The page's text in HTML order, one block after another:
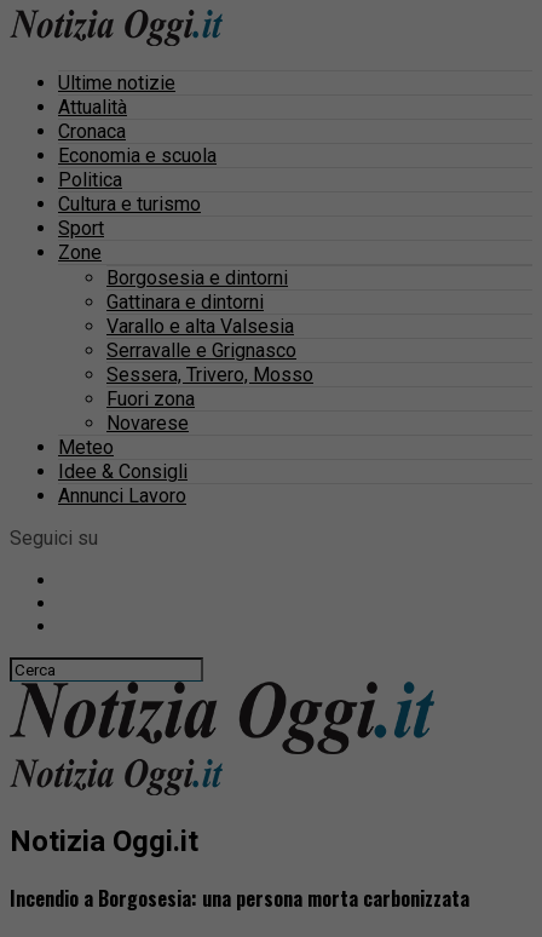
Ultime notizie
Attualità
Cronaca
Economia e scuola
Politica
Cultura e turismo
Sport
Zone
Borgosesia e dintorni
Gattinara e dintorni
Varallo e alta Valsesia
Serravalle e Grignasco
Sessera, Trivero, Mosso
Fuori zona
Novarese
Meteo
Idee & Consigli
Annunci Lavoro
Seguici su
Notizia Oggi.it
Incendio a Borgosesia: una persona morta carbonizzata